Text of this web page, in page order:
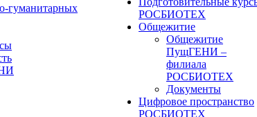
гуманитарных
РОСБИОТЕХ
Общежитие
Общежитие
ПущГЕНИ –
филиала
РОСБИОТЕХ
Документы
Цифровое пространство
РОСБИОТЕХ